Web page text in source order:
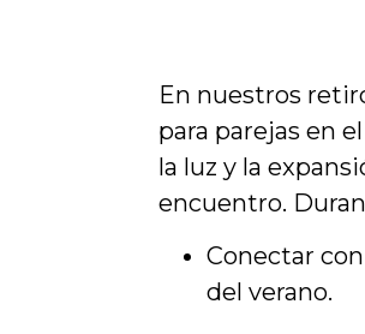
En nuestros
para parejas en
la luz y la
encuentro.
Conectar
del verano.